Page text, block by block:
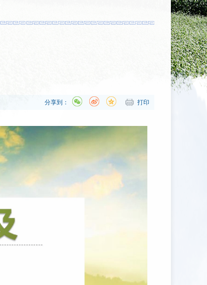
打印
分享到：